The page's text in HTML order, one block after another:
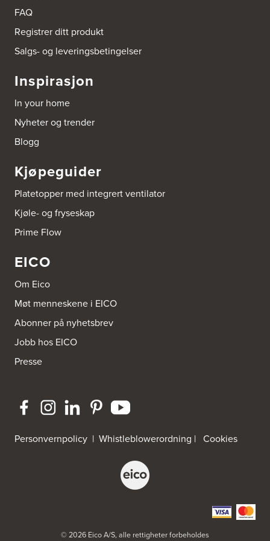
FAQ
Registrer ditt produkt
Salgs- og leveringsbetingelser
Inspirasjon
In your home
Nyheter og trender
Blogg
Kjøpeguider
Platetopper med integrert ventilator
Kjøle- og fryseskap
Prime Flow
EICO
Om Eico
Møt menneskene i EICO
Abonner på nyhetsbrev
Jobb hos EICO
Presse
Personvernpolicy | Whistleblowerordning | Cookies
© 2026 Eico A/S, alle rettigheter forbeholdes